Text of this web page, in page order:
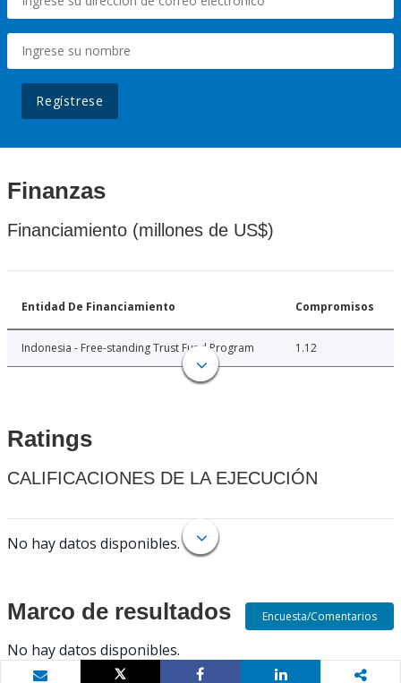
Regístrese
Finanzas
Financiamiento (millones de US$)
Entidad De Financiamiento Compromisos
Indonesia - Free-standing Trust Fund Program 1.12
Ratings
CALIFICACIONES DE LA EJECUCIÓN
No hay datos disponibles.
Marco de resultados
No hay datos disponibles.
Encuesta/Comentarios